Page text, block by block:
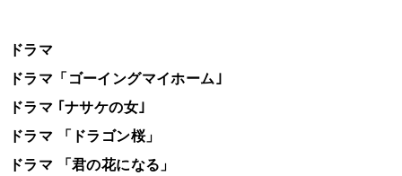
ドラマ
ドラマ「ゴーイングマイホーム｣
ドラマ ｢ナサケの女｣
ドラマ 「ドラゴン桜」
ドラマ 「君の花になる」